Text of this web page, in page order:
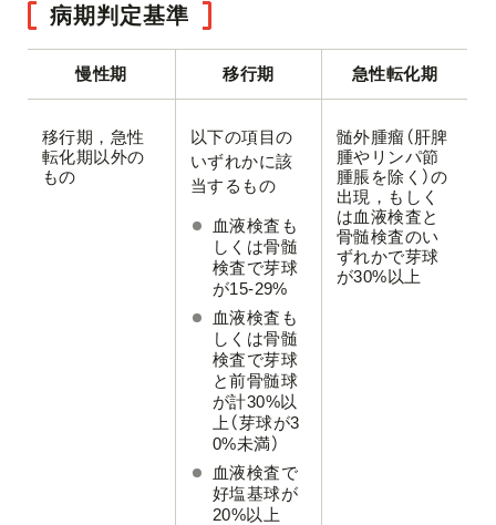
病期判定基準
慢性期 移行期 急性転化期
移行期，急性
転化期以外の
もの
以下の項目の
いずれかに該
当するもの
血液検査も
しくは骨髄
検査で芽球
が15-29%
血液検査も
しくは骨髄
検査で芽球
と前骨髄球
が計30%以
上（芽球が3
0%未満）
血液検査で
好塩基球が
20%以上
髄外腫瘤（肝脾
腫やリンパ節
腫脹を除く）の
出現，もしく
は血液検査と
骨髄検査のい
ずれかで芽球
が30%以上